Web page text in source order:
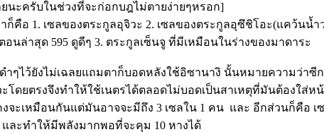
นะครับในช่วงที่จะก่อกบฎไม่ตายง่ายๆหรอก]
ก็คือ 1. เซลของตระกูลอุจิวะ 2. เซลของตระกูลอุซึชิโอะ(แคว้น
ล่าสุด 595 ดูดีๆ 3. ตระกูลเซ็นจู ที่มีเหมือนในร่างของมาดาระ
ๆไว้ยังไม่เฉลยแถมตาก็บอดหลังใช้อิซานางิ นั้นหมายความว่า
ดยตรงจึงทำให้ใช้เนตรได้ตลอดไม่บอดเป็นสาเหตุที่มันต้องใส่
ะเหมือนกันแต่มันอาจจะมีถึง 3 เซลใน 1 คน และ อีกส่วนก็คือ เ
ละทำให้มีพลังมากพอที่จะคุม 10 หางได้